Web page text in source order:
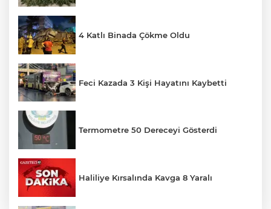
4 Katlı Binada Çökme Oldu
Feci Kazada 3 Kişi Hayatını Kaybetti
Termometre 50 Dereceyi Gösterdi
Haliliye Kırsalında Kavga 8 Yaralı